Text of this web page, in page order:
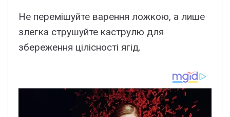
Не перемішуйте варення ложкою, а лише
злегка струшуйте каструлю для
збереження цілісності ягід.